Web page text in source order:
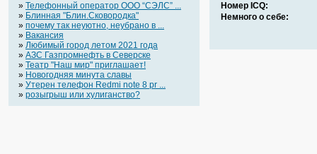
» Телефонный оператор OOO “СЭЛС” ...
» Блинная "Блин.Сковородка"
» почему так неуютно, неубрано в ...
» Вакансия
» Любимый город летом 2021 года
» АЗС Газпромнефть в Северске
» Театр "Наш мир" приглашает!
» Новогодняя минута славы
» Утерен телефон Redmi note 8 pr ...
» розыгрыш или хулиганство?
Номер ICQ:
Немного о себе: